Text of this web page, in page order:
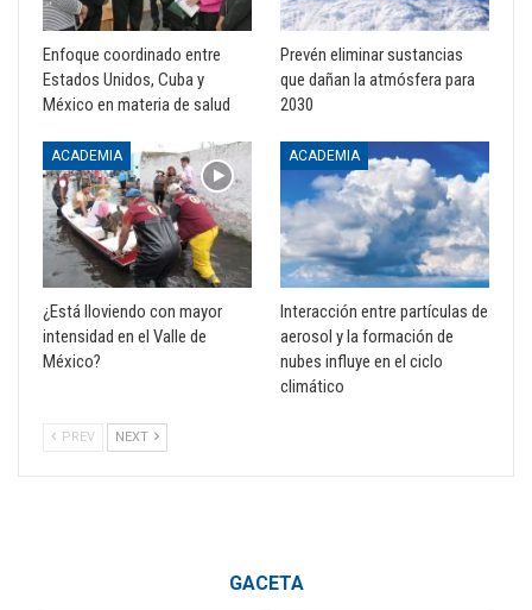
Enfoque coordinado entre
Estados Unidos, Cuba y
México en materia de salud
Prevén eliminar sustancias
que dañan la atmósfera para
2030
ACADEMIA
¿Está lloviendo con mayor
intensidad en el Valle de
México?
ACADEMIA
Interacción entre partículas de
aerosol y la formación de
nubes influye en el ciclo
climático
PREV NEXT
GACETA